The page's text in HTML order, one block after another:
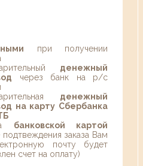
при получении
денежный
через банк на р/с
денежный
на карту Сбербанка
банковской картой
подтвеждения заказа Вам
почту будет
счет на оплату)